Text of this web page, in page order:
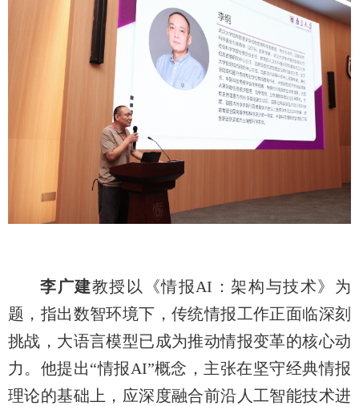
李广建教授以《情报AI：架构与技术》为
题，指出数智环境下，传统情报工作正面临深刻
挑战，大语言模型已成为推动情报变革的核心动
力。他提出“情报AI”概念，主张在坚守经典情报
理论的基础上，应深度融合前沿人工智能技术进